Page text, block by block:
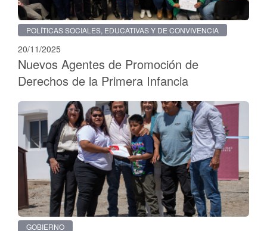
POLÍTICAS SOCIALES, EDUCATIVAS Y DE CONVIVENCIA
20/11/2025
Nuevos Agentes de Promoción de
Derechos de la Primera Infancia
GOBIERNO